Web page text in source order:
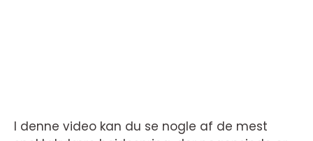
I denne video kan du se nogle af de mest